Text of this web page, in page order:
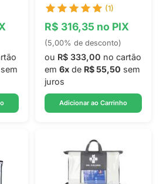
sem
(1)
R$ 316,35 no PIX
(5,00% de desconto)
ou R$ 333,00 no cartão
em 6x de R$ 55,50 sem
juros
Adicionar ao Carrinho